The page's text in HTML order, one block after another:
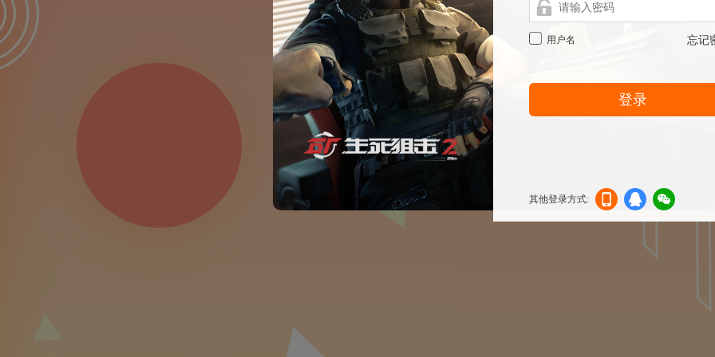
用户名 忘记
登录
其他登录方式:
机登
登录
信登